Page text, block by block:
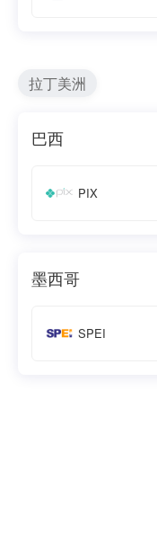
拉丁美洲
巴西
PIX
墨西哥
SPEI